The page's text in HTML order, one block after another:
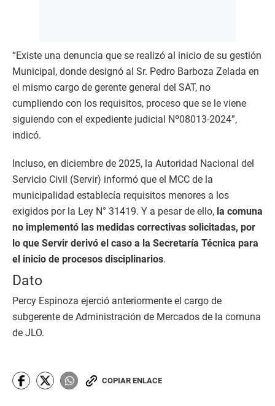
“Existe una denuncia que se realizó al inicio de su gestión
Municipal, donde designó al Sr. Pedro Barboza Zelada en
el mismo cargo de gerente general del SAT, no
cumpliendo con los requisitos, proceso que se le viene
siguiendo con el expediente judicial Nº08013-2024”,
indicó.
Incluso, en diciembre de 2025, la Autoridad Nacional del
Servicio Civil (Servir) informó que el MCC de la
municipalidad establecía requisitos menores a los
exigidos por la Ley N° 31419. Y a pesar de ello, la comuna
no implementó las medidas correctivas solicitadas, por
lo que Servir derivó el caso a la Secretaría Técnica para
el inicio de procesos disciplinarios.
Dato
Percy Espinoza ejerció anteriormente el cargo de
subgerente de Administración de Mercados de la comuna
de JLO.
COPIAR ENLACE